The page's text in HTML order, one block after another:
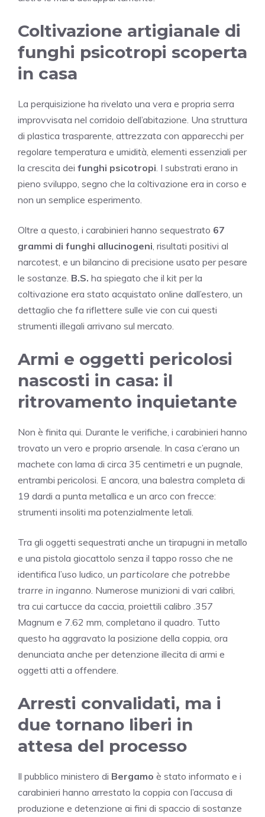
Coltivazione artigianale di
funghi psicotropi scoperta
in casa
La perquisizione ha rivelato una vera e propria serra
improvvisata nel corridoio dell’abitazione. Una struttura
di plastica trasparente, attrezzata con apparecchi per
regolare temperatura e umidità, elementi essenziali per
la crescita dei funghi psicotropi . I substrati erano in
pieno sviluppo, segno che la coltivazione era in corso e
non un semplice esperimento.
Oltre a questo, i carabinieri hanno sequestrato 67
grammi di funghi allucinogeni , risultati positivi al
narcotest, e un bilancino di precisione usato per pesare
le sostanze. B.S. ha spiegato che il kit per la
coltivazione era stato acquistato online dall’estero, un
dettaglio che fa riflettere sulle vie con cui questi
strumenti illegali arrivano sul mercato.
Armi e oggetti pericolosi
nascosti in casa: il
ritrovamento inquietante
Non è finita qui. Durante le verifiche, i carabinieri hanno
trovato un vero e proprio arsenale. In casa c’erano un
machete con lama di circa 35 centimetri e un pugnale,
entrambi pericolosi. E ancora, una balestra completa di
19 dardi a punta metallica e un arco con frecce:
strumenti insoliti ma potenzialmente letali.
Tra gli oggetti sequestrati anche un tirapugni in metallo
e una pistola giocattolo senza il tappo rosso che ne
identifica l’uso ludico, un particolare che potrebbe
trarre in inganno . Numerose munizioni di vari calibri,
tra cui cartucce da caccia, proiettili calibro .357
Magnum e 7.62 mm, completano il quadro. Tutto
questo ha aggravato la posizione della coppia, ora
denunciata anche per detenzione illecita di armi e
oggetti atti a offendere.
Arresti convalidati, ma i
due tornano liberi in
attesa del processo
Il pubblico ministero di Bergamo è stato informato e i
carabinieri hanno arrestato la coppia con l’accusa di
produzione e detenzione ai fini di spaccio di sostanze